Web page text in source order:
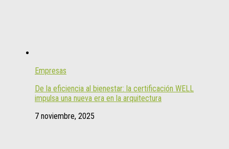
Empresas
De la eficiencia al bienestar: la certificación WELL
impulsa una nueva era en la arquitectura
7 noviembre, 2025